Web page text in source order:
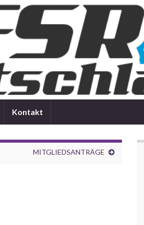
Kontakt
MITGLIEDSANTRÄGE